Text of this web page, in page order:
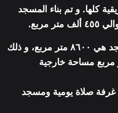
كلها. و تم بناء المسجد
المساحة الكاملة للمسجد هي ٨٦٠٠ متر مربع، و ذلك
إلى ٧٠٠٠ متر مربع مساحة خارجية
غرفة صلاة يومية ومسجد